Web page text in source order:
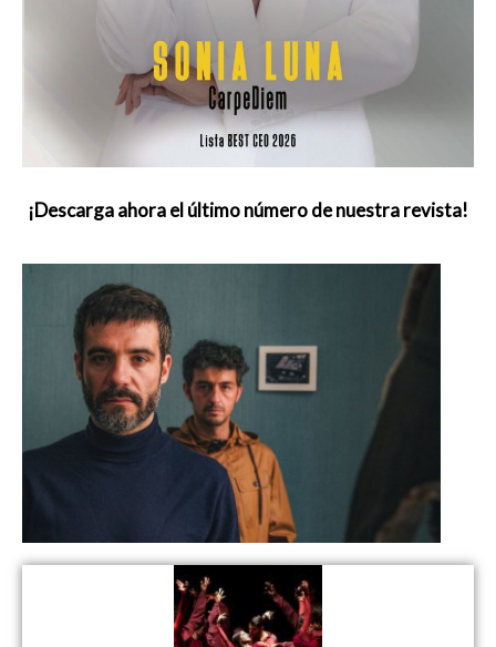
¡Descarga ahora el último número de nuestra revista!